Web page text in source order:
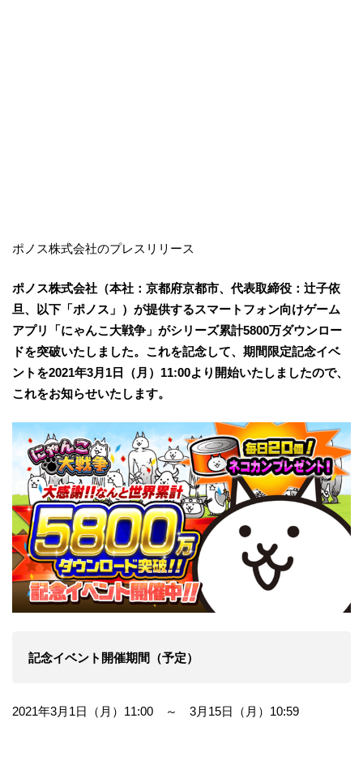
ポノス株式会社のプレスリリース
ポノス株式会社（本社：京都府京都市、代表取締役：辻子依
旦、以下「ポノス」）が提供するスマートフォン向けゲーム
アプリ「にゃんこ大戦争」がシリーズ累計5800万ダウンロー
ドを突破いたしました。これを記念して、期間限定記念イベ
ントを2021年3月1日（月）11:00より開始いたしましたので、
これをお知らせいたします。
記念イベント開催期間（予定）
2021年3月1日（月）11:00 ～ 3月15日（月）10:59